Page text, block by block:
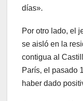
días».
Por otro lado, el
se aisló en la
contigua al
París, el pasado
haber dado